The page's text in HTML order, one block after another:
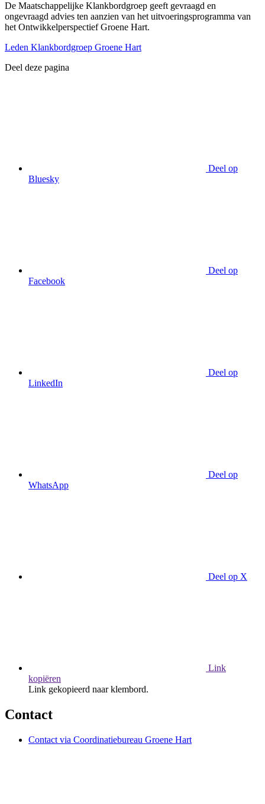
De Maatschappelijke Klankbordgroep geeft gevraagd en
ongevraagd advies ten aanzien van het uitvoeringsprogramma van
het Ontwikkelperspectief Groene Hart.
Leden Klankbordgroep Groene Hart
Deel deze pagina
Deel op
Bluesky
Deel op
Facebook
Deel op
LinkedIn
Deel op
WhatsApp
Deel op X
Link
kopiëren
Link gekopieerd naar klembord.
Contact
Contact via Coordinatiebureau Groene Hart